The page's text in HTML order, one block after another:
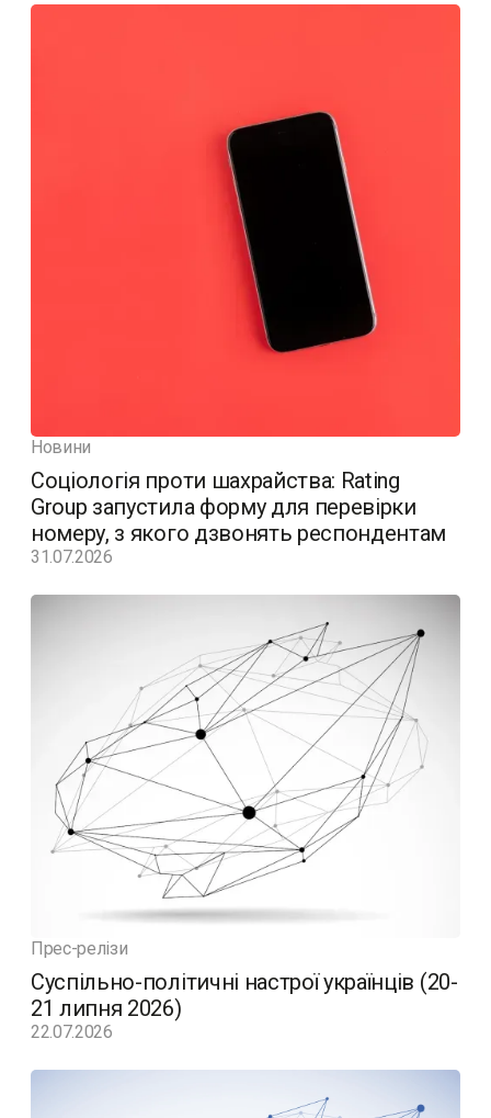
Новини
Соціологія проти шахрайства: Rating
Group запустила форму для перевірки
номеру, з якого дзвонять респондентам
31.07.2026
Прес-релізи
Суспільно-політичні настрої українців (20-
21 липня 2026)
22.07.2026